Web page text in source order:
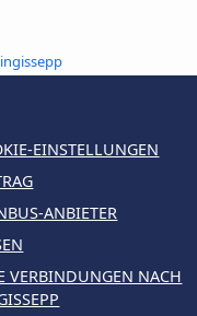
EINSTELLUNGEN
ANBIETER
VERBINDUNGEN NACH